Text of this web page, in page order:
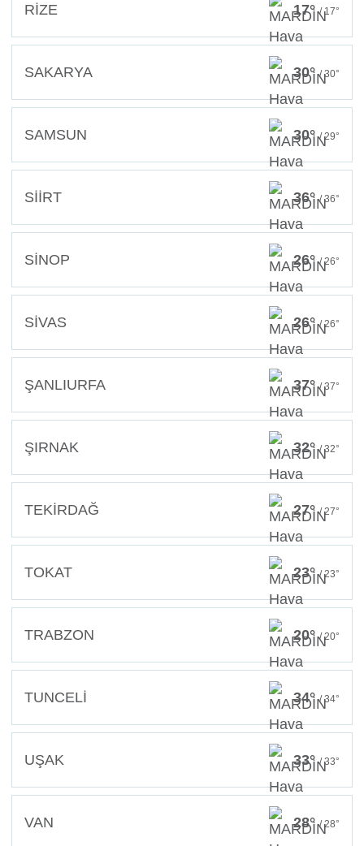
RİZE 17°/ 17°
SAKARYA 30°/ 30°
SAMSUN 30°/ 29°
SİİRT 36°/ 36°
SİNOP 26°/ 26°
SİVAS 26°/ 26°
ŞANLIURFA 37°/ 37°
ŞIRNAK 32°/ 32°
TEKİRDAĞ 27°/ 27°
TOKAT 23°/ 23°
TRABZON 20°/ 20°
TUNCELİ 34°/ 34°
UŞAK 33°/ 33°
VAN 28°/ 28°